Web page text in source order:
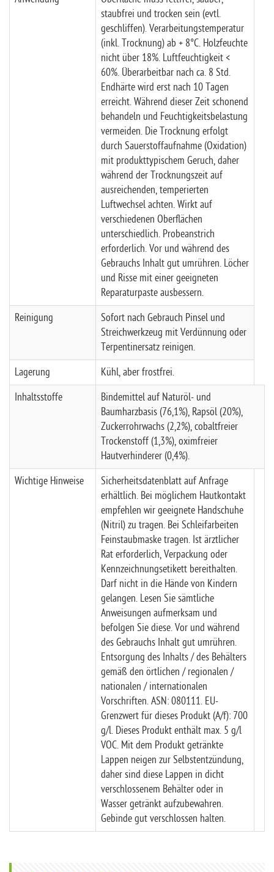
staubfrei und trocken sein (evtl.
geschliffen). Verarbeitungstemperatur
(inkl. Trocknung) ab + 8°C. Holzfeuchte
nicht über 18%. Luftfeuchtigkeit <
60%. Überarbeitbar nach ca. 8 Std.
Endhärte wird erst nach 10 Tagen
erreicht. Während dieser Zeit schonend
behandeln und Feuchtigkeitsbelastung
vermeiden. Die Trocknung erfolgt
durch Sauerstoffaufnahme (Oxidation)
mit produkttypischem Geruch, daher
während der Trocknungszeit auf
ausreichenden, temperierten
Luftwechsel achten. Wirkt auf
verschiedenen Oberflächen
unterschiedlich. Probeanstrich
erforderlich. Vor und während des
Gebrauchs Inhalt gut umrühren. Löcher
und Risse mit einer geeigneten
Reparaturpaste ausbessern.
Reinigung
Sofort nach Gebrauch Pinsel und
Streichwerkzeug mit Verdünnung oder
Terpentinersatz reinigen.
Lagerung Kühl, aber frostfrei.
Inhaltsstoffe
Bindemittel auf Naturöl- und
Baumharzbasis (76,1%), Rapsöl (20%),
Zuckerrohrwachs (2,2%), cobaltfreier
Trockenstoff (1,3%), oximfreier
Hautverhinderer (0,4%).
Wichtige Hinweise
Sicherheitsdatenblatt auf Anfrage
erhältlich. Bei möglichem Hautkontakt
empfehlen wir geeignete Handschuhe
(Nitril) zu tragen. Bei Schleifarbeiten
Feinstaubmaske tragen. Ist ärztlicher
Rat erforderlich, Verpackung oder
Kennzeichnungsetikett bereithalten.
Darf nicht in die Hände von Kindern
gelangen. Lesen Sie sämtliche
Anweisungen aufmerksam und
befolgen Sie diese. Vor und während
des Gebrauchs Inhalt gut umrühren.
Entsorgung des Inhalts / des Behälters
gemäß den örtlichen / regionalen /
nationalen / internationalen
Vorschriften. ASN: 080111. EU-
Grenzwert für dieses Produkt (A/f): 700
g/l. Dieses Produkt enthält max. 5 g/l
VOC. Mit dem Produkt getränkte
Lappen neigen zur Selbstentzündung,
daher sind diese Lappen in dicht
verschlossenem Behälter oder in
Wasser getränkt aufzubewahren.
Gebinde gut verschlossen halten.